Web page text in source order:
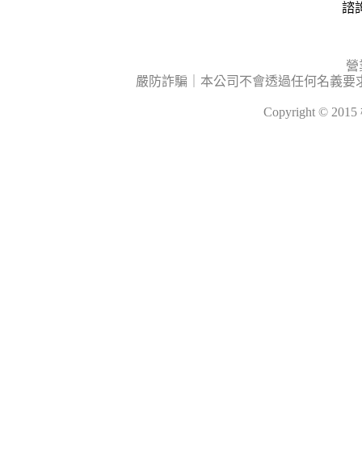
諮
營
嚴防詐騙｜本公司不會透過任何名義
Copyright ©